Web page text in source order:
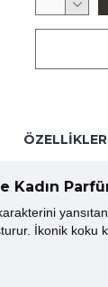
ÖZELLIKLER
Kadın
İkonik koku